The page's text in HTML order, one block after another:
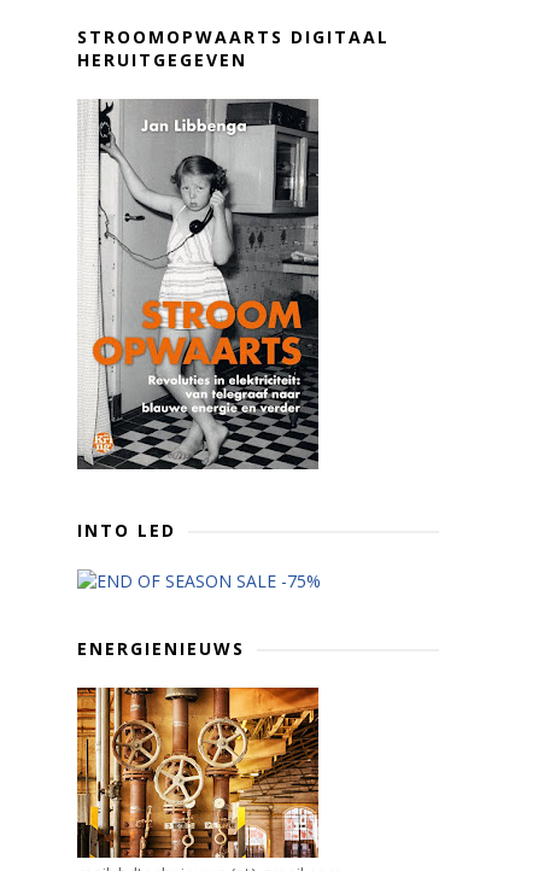
STROOMOPWAARTS DIGITAAL
HERUITGEGEVEN
INTO LED
ENERGIENIEUWS